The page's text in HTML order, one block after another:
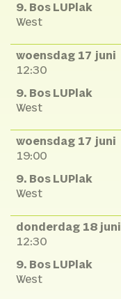
9. Bos LUPlak
West
woensdag 17 juni
12:30
9. Bos LUPlak
West
woensdag 17 juni
19:00
9. Bos LUPlak
West
donderdag 18 juni
12:30
9. Bos LUPlak
West